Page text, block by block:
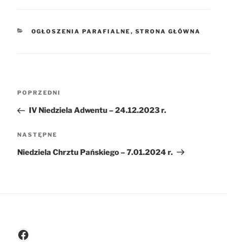
KATEGORIE
OGŁOSZENIA PARAFIALNE , STRONA GŁÓWNA
Nawigacja
wpisu
Poprzedni
wpis
POPRZEDNI
IV Niedziela Adwentu – 24.12.2023 r.
Następny
wpis
NASTĘPNE
Niedziela Chrztu Pańskiego – 7.01.2024 r.
Facebook